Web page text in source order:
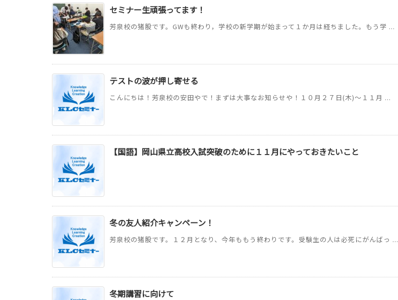
セミナー生頑張ってます！
芳泉校の猪股です。GWも終わり，学校の新学期が始まって１か月は経ちました。もう学 ...
テストの波が押し寄せる
こんにちは！芳泉校の安田やで！まずは大事なお知らせや！１０月２７日(木)～１１月 ...
【国語】岡山県立高校入試突破のために１１月にやっておきたいこと
冬の友人紹介キャンペーン！
芳泉校の猪股です。１２月となり、今年ももう終わりです。受験生の人は必死にがんばっ ...
冬期講習に向けて